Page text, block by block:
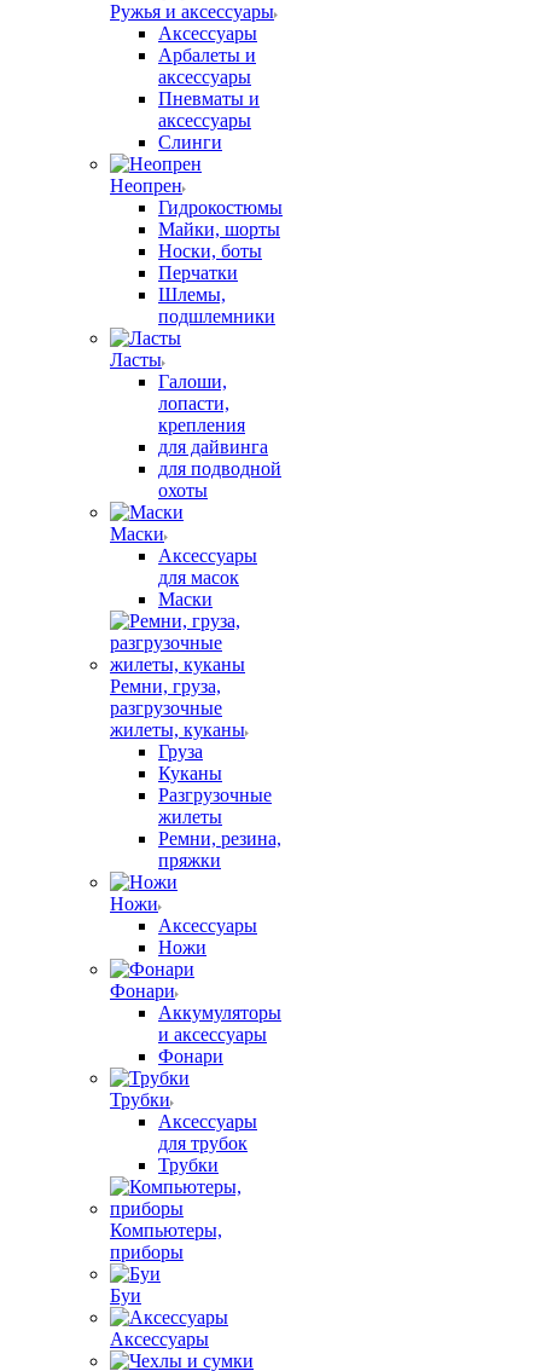
Ружья и аксессуары
Аксессуары
Арбалеты и
аксессуары
Пневматы и
аксессуары
Слинги
Неопрен
Гидрокостюмы
Майки, шорты
Носки, боты
Перчатки
Шлемы,
подшлемники
Ласты
Галоши,
лопасти,
крепления
для дайвинга
для подводной
охоты
Маски
Аксессуары
для масок
Маски
Ремни, груза,
разгрузочные
жилеты, куканы
Груза
Куканы
Разгрузочные
жилеты
Ремни, резина,
пряжки
Ножи
Аксессуары
Ножи
Фонари
Аккумуляторы
и аксессуары
Фонари
Трубки
Аксессуары
для трубок
Трубки
Компьютеры,
приборы
Буи
Аксессуары